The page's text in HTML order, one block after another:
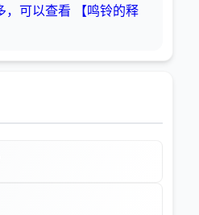
，可以查看 【鸣铃的释